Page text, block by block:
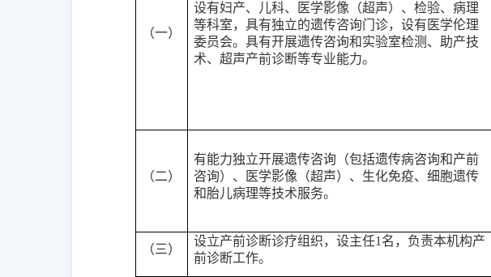
（一）
设有妇产、儿科、医学影像（超声）、检验、病理
等科室，具有独立的遗传咨询门诊，设有医学伦理
委员会。具有开展遗传咨询和实验室检测、助产技
术、超声产前诊断等专业能力。
（二）
有能力独立开展遗传咨询（包括遗传病咨询和产前
咨询）、医学影像（超声）、生化免疫、细胞遗传
和胎儿病理等技术服务。
（三）
设立产前诊断诊疗组织，设主任1名，负责本机构产
前诊断工作。